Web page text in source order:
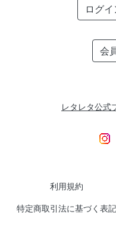
ログイ
会
レタレタ公式
利用規約
特定商取引法に基づく表記